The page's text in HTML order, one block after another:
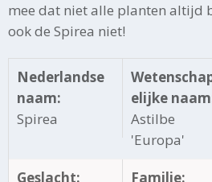
mee dat niet alle planten altijd
ook de Spirea niet!
Nederlandse
naam:
Spirea
elijke
Astilbe
'Europa'
Geslacht:
Familie: